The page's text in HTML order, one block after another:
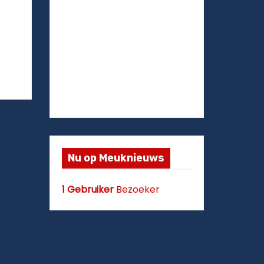
Nu op Meuknieuws
1 GebruikerBezoeker